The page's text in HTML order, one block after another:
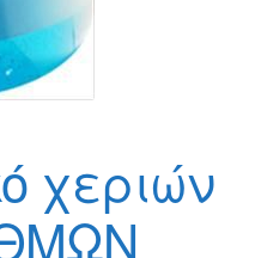
χεριών